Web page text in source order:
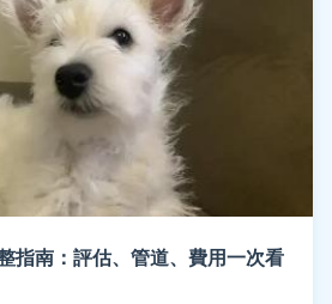
指南：評估、管道、費用一次看